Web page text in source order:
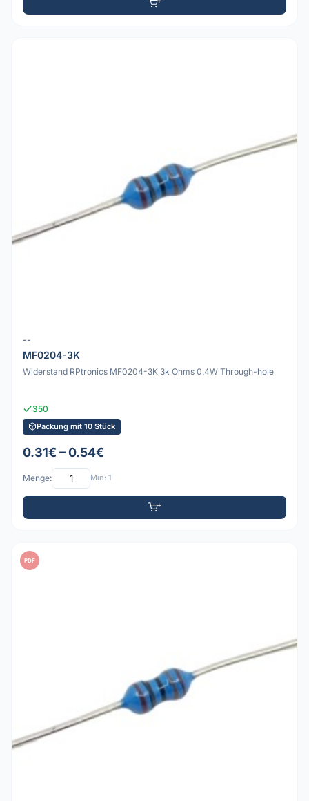
--
MF0204-3K
Widerstand RPtronics MF0204-3K 3k Ohms 0.4W Through-hole
350
Packung mit 10 Stück
0.31€ – 0.54€
Menge: Min: 1
PDF